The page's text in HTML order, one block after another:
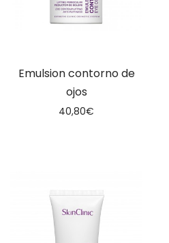
Emulsion contorno de
ojos
40,80€